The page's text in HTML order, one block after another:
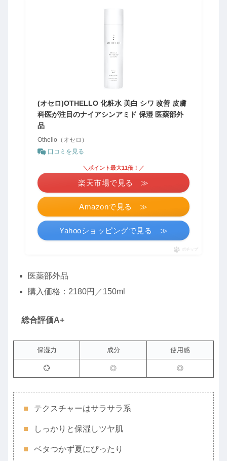
(オセロ)OTHELLO 化粧水 美白 シワ 改善 皮膚
科医が注目のナイアシンアミド 保湿 医薬部外
品
Othello（オセロ）
口コミを見る
Amazonで見る ≫
＼ポイント最大11倍！／
楽天市場で見る ≫
Yahooショッピングで見る ≫
ポチップ
医薬部外品
購入価格：2180円／150ml
総合評価A+
保湿力 成分 使用感
💮 ◎ ◎
テクスチャーはサラサラ系
しっかりと保湿しツヤ肌
ベタつかず夏にぴったり